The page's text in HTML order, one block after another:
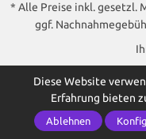
* Alle Preise inkl. gesetzl.
ggf.
Diese Website
Erfahrung bieten
Ablehnen